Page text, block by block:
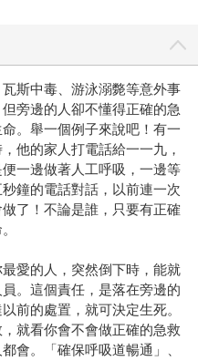
斯中毒、游泳溺斃等意外事
旁邊的人卻不懂得正確的急
。舉一個例子來說吧！有一
他的家人打電話給一一九，
一邊做著人工呼吸，一邊等
鐘的電話對話，以前連一次
了！不論是誰，只要有正確
愛的人，突然倒下時，能就
。這個責任，是落在旁邊的
前的處置，就可決定生死。
就看你會不會做正確的急救
會。「確保呼吸道暢通」、